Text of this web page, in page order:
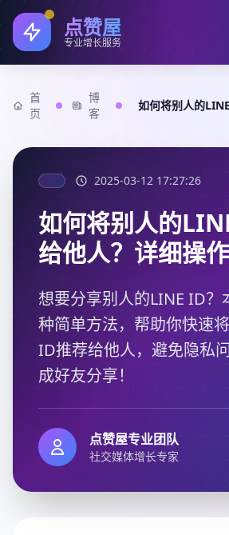
点赞屋
专业增长服务
首
页
博
客
如何将别人的
2025-03-12 17:27:26
如何将别人的
给他人？详细操
想要分享别人的LINE ID？
种简单方法，帮助你快速
ID推荐给他人，避免隐私
成好友分享！
点赞屋专业团队
社交媒体增长专家